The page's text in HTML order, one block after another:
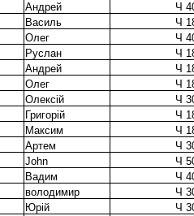
Андрей
Ч
Василь
Ч
Олег
Ч
Руслан
Ч
Андрей
Ч
Олег
Ч
Олексій
Ч
Григорій
Ч
Максим
Ч
Артем
Ч
John
Ч
Вадим
Ч
володимир
Ч
Юрій
Ч